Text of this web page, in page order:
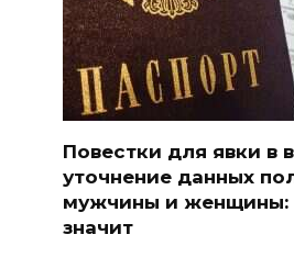
Повестки для явки в
уточнение данных
мужчины и женщины:
значит